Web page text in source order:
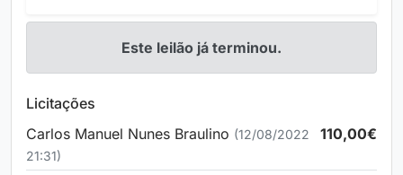
Este leilão já terminou.
Licitações
Carlos Manuel Nunes Braulino (12/08/2022
21:31)
110,00€